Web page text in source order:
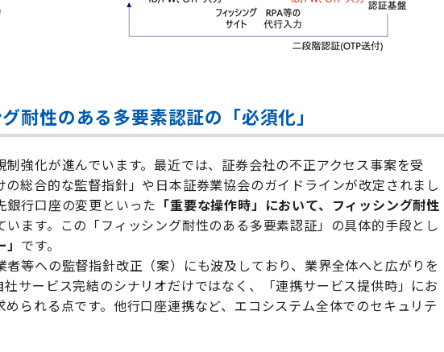
耐性のある多要素認証の「必須化」
強化が進んでいます。最近では、証券会社の不正アクセス事案を受
総合的な監督指針」や日本証券業協会のガイドラインが改定されまし
銀行口座の変更といった 「重要な操作時」において、フィッシング耐性
います。 この「フィッシング耐性のある多要素認証」の具体的手段とし
です。
等への監督指針改正（案）にも波及しており、業界全体へと広がりを
サービス完結のシナリオだけではなく、「連携サービス提供時」にお
られる点です。他行口座連携など、エコシステム全体でのセキュリテ